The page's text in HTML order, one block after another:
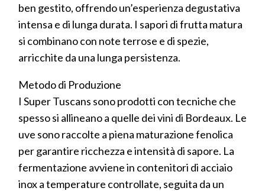
ben gestito, offrendo un’esperienza degustativa
intensa e di lunga durata. I sapori di frutta matura
si combinano con note terrose e di spezie,
arricchite da una lunga persistenza.
Metodo di Produzione
I Super Tuscans sono prodotti con tecniche che
spesso si allineano a quelle dei vini di Bordeaux. Le
uve sono raccolte a piena maturazione fenolica
per garantire ricchezza e intensità di sapore. La
fermentazione avviene in contenitori di acciaio
inox a temperature controllate, seguita da un